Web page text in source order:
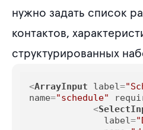
нужно задать список
контактов,
структурированных
<ArrayInput label=
name="schedule"
<
label=